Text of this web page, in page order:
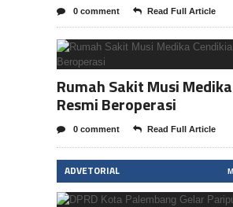
0 comment Read Full Article
Rumah Sakit Musi
Resmi Beroperasi
0 comment Read Full Article
ADVETORIAL